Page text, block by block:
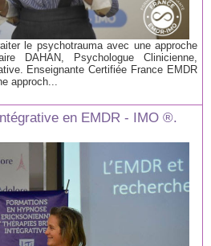
le psychotrauma avec une approche
DAHAN, Psychologue Clinicienne,
Enseignante Certifiée France EMDR
approch...
en EMDR - IMO ®.